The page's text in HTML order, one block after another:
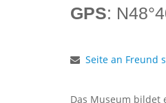
GPS:
Seite an Freund
Das Museum bildet